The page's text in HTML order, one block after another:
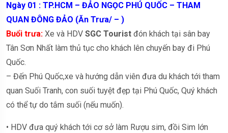
Ngày 01 : TP.HCM – ĐẢO NGỌC PHÚ QUỐC – THAM
QUAN ĐÔNG ĐẢO (Ăn Trưa/ – )
Buổi trưa: Xe và HDV SGC Tourist đón khách tại sân bay
Tân Sơn Nhất làm thủ tục cho khách lên chuyến bay đi Phú
Quốc.
– Đến Phú Quốc,xe và hướng dẫn viên đưa du khách tới tham
quan Suối Tranh, con suối tuyệt đẹp tại Phú Quốc, Quý khách
có thể tự do tắm suối (nếu muốn).
• HDV đưa quý khách tới cơ sở làm Rượu sim, đồi Sim lớn